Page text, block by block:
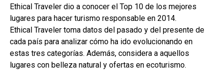
Ethical Traveler dio a conocer el Top 10 de los mejores
lugares para hacer turismo responsable en 2014.
Ethical Traveler toma datos del pasado y del presente de
cada país para analizar cómo ha ido evolucionando en
estas tres categorías. Además, considera a aquellos
lugares con belleza natural y ofertas en ecoturismo.